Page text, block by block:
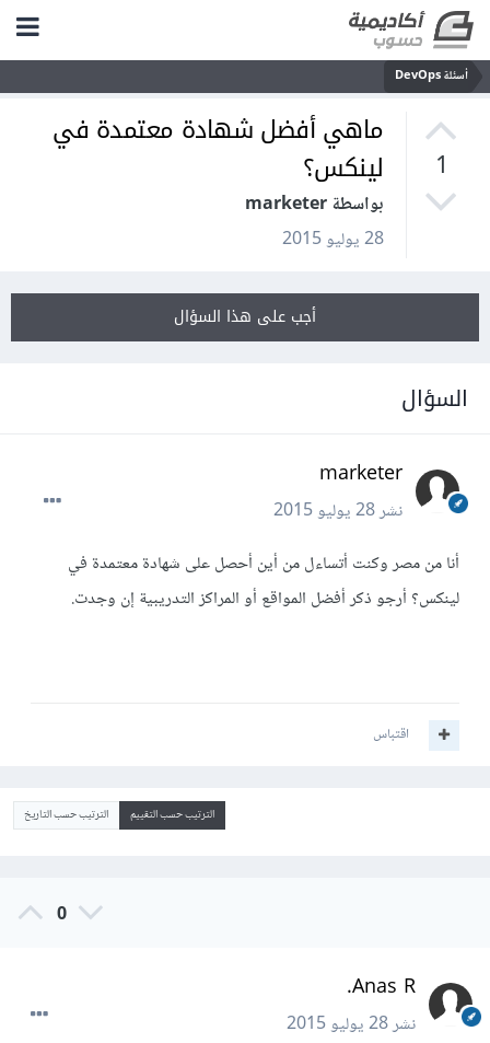
أسئلة DevOps
1
ماهي أفضل شهادة معتمدة في
لينكس؟
بواسطة marketer
28 يوليو 2015
أجب على هذا السؤال
السؤال
marketer
نشر28 يوليو 2015
أنا من مصر وكنت أتساءل من أين أحصل على شهادة معتمدة في
لينكس؟ أرجو ذكر أفضل المواقع أو المراكز التدريبية إن وجدت.
اقتباس
الترتيب حسب التقييم الترتيب حسب التاريخ
0
Anas R.
نشر28 يوليو 2015